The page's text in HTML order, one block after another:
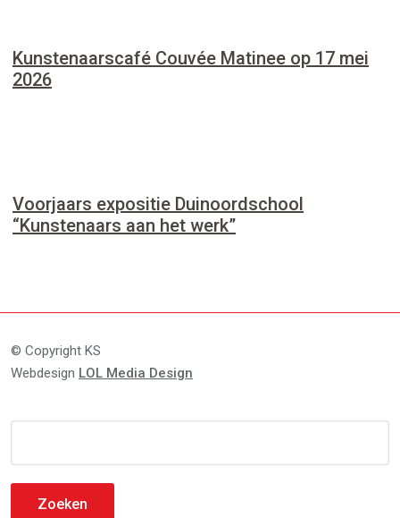
Kunstenaarscafé Couvée Matinee op 17 mei
2026
Voorjaars expositie Duinoordschool
“Kunstenaars aan het werk”
© Copyright KS
Webdesign LOL Media Design